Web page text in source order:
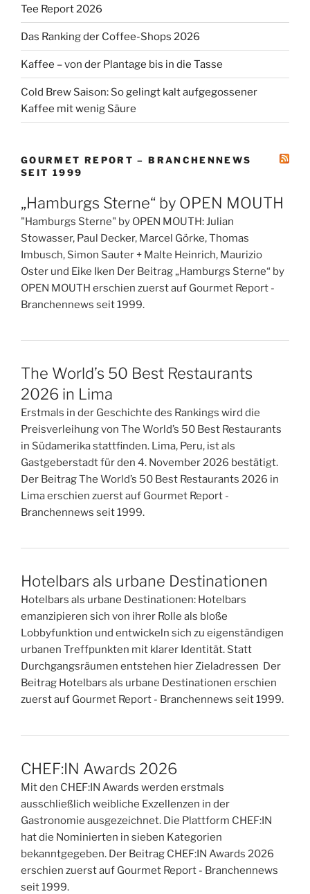
Tee Report 2026
Das Ranking der Coffee-Shops 2026
Kaffee – von der Plantage bis in die Tasse
Cold Brew Saison: So gelingt kalt aufgegossener
Kaffee mit wenig Säure
GOURMET REPORT – BRANCHENNEWS
SEIT 1999
„Hamburgs Sterne“ by OPEN MOUTH
"Hamburgs Sterne" by OPEN MOUTH: Julian
Stowasser, Paul Decker, Marcel Görke, Thomas
Imbusch, Simon Sauter + Malte Heinrich, Maurizio
Oster und Eike Iken Der Beitrag „Hamburgs Sterne“ by
OPEN MOUTH erschien zuerst auf Gourmet Report -
Branchennews seit 1999.
The World’s 50 Best Restaurants
2026 in Lima
Erstmals in der Geschichte des Rankings wird die
Preisverleihung von The World’s 50 Best Restaurants
in Südamerika stattfinden. Lima, Peru, ist als
Gastgeberstadt für den 4. November 2026 bestätigt.
Der Beitrag The World’s 50 Best Restaurants 2026 in
Lima erschien zuerst auf Gourmet Report -
Branchennews seit 1999.
Hotelbars als urbane Destinationen
Hotelbars als urbane Destinationen: Hotelbars
emanzipieren sich von ihrer Rolle als bloße
Lobbyfunktion und entwickeln sich zu eigenständigen
urbanen Treffpunkten mit klarer Identität. Statt
Durchgangsräumen entstehen hier Zieladressen Der
Beitrag Hotelbars als urbane Destinationen erschien
zuerst auf Gourmet Report - Branchennews seit 1999.
CHEF:IN Awards 2026
Mit den CHEF:IN Awards werden erstmals
ausschließlich weibliche Exzellenzen in der
Gastronomie ausgezeichnet. Die Plattform CHEF:IN
hat die Nominierten in sieben Kategorien
bekanntgegeben. Der Beitrag CHEF:IN Awards 2026
erschien zuerst auf Gourmet Report - Branchennews
seit 1999.